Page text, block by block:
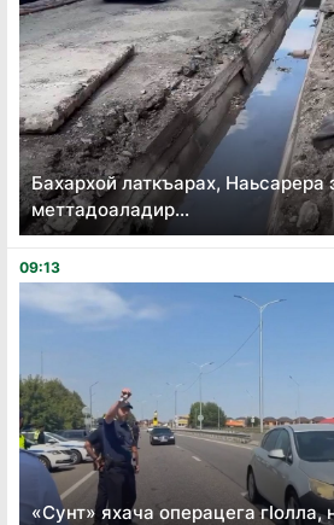
Бахархой латкъарах, Наьсарера
меттадоаладир...
09:13
«Сунт» яхача операцега гӏолла,